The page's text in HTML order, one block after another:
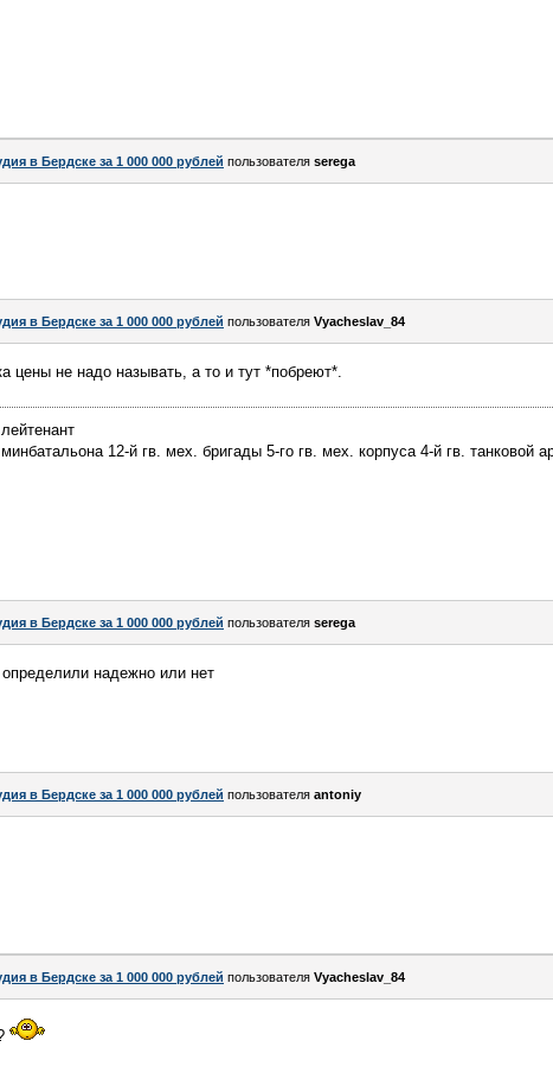
в Бердске за 1 000 000 рублей пользователя serega
в Бердске за 1 000 000 рублей пользователя Vyacheslav_84
цены не надо называть, а то и тут *побреют*.
12-й гв. мех. бригады 5-го гв. мех. корпуса 4-й гв. танковой
в Бердске за 1 000 000 рублей пользователя serega
надежно или нет
в Бердске за 1 000 000 рублей пользователя antoniy
в Бердске за 1 000 000 рублей пользователя Vyacheslav_84